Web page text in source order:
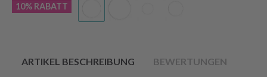
10% RABATT
ARTIKEL BESCHREIBUNG BEWERTUNGEN